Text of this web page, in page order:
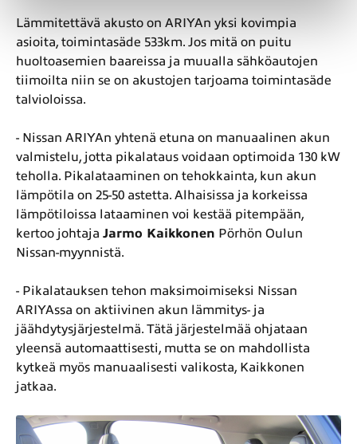
Lämmitettävä akusto on ARIYAn yksi kovimpia
asioita, toimintasäde 533km. Jos mitä on puitu
huoltoasemien baareissa ja muualla sähköautojen
tiimoilta niin se on akustojen tarjoama toimintasäde
talvioloissa.
- Nissan ARIYAn yhtenä etuna on manuaalinen akun
valmistelu, jotta pikalataus voidaan optimoida 130 kW
teholla. Pikalataaminen on tehokkainta, kun akun
lämpötila on 25-50 astetta. Alhaisissa ja korkeissa
lämpötiloissa lataaminen voi kestää pitempään,
kertoo johtaja Jarmo Kaikkonen Pörhön Oulun
Nissan-myynnistä.
- Pikalatauksen tehon maksimoimiseksi Nissan
ARIYAssa on aktiivinen akun lämmitys- ja
jäähdytysjärjestelmä. Tätä järjestelmää ohjataan
yleensä automaattisesti, mutta se on mahdollista
kytkeä myös manuaalisesti valikosta, Kaikkonen
jatkaa.